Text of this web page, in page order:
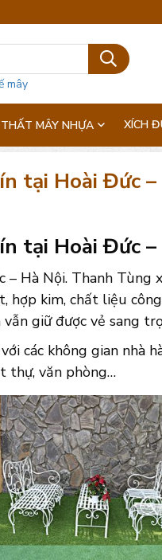
mây
MÂY NHỰA XÍCH
tại Hoài Đức
tại Hoài Đức
Hà Nội. Thanh Tùng
hợp kim, chất liệu
giữ được vẻ sang
các không gian nhà
thự, văn phòng…